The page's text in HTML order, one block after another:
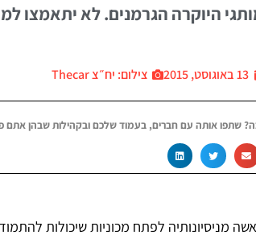
היוקרה הגרמנים. לא יתאמצו
13 באוגוסט, 2015 צילום: יח״צ Thecar
שתפו אותה עם חברים, בעמוד שלכם ובקהילות שבהן אתם
מניסיונותיה לפתח מכוניות שיכולות